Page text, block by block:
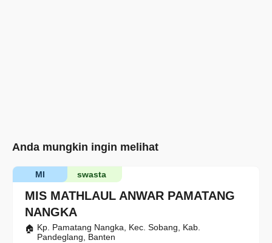
Anda mungkin ingin melihat
MIS MATHLAUL ANWAR PAMATANG
NANGKA
swasta
MI
Kp. Pamatang Nangka, Kec. Sobang, Kab.
Pandeglang, Banten